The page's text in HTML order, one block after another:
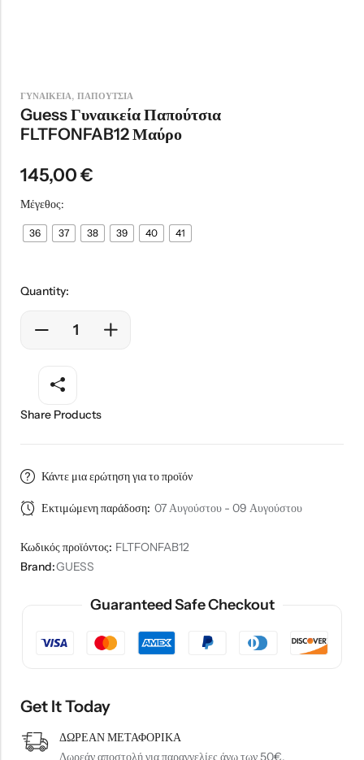
ΓΥΝΑΙΚΕΙΑ, ΠΑΠΟΥΤΣΙΑ
Guess Γυναικεία Παπούτσια
FLTFONFAB12 Μαύρο
145,00€
Μέγεθος:
36 37 38 39 40 41
Quantity:
Share Products
Κάντε μια ερώτηση για το προϊόν
Εκτιμώμενη παράδοση: 07 Αυγούστου - 09 Αυγούστου
Κωδικός προϊόντος: FLTFONFAB12
Brand:GUESS
Guaranteed Safe Checkout
Get It Today
ΔΩΡΕΑΝ ΜΕΤΑΦΟΡΙΚΑ
Δωρεάν αποστολή για παραγγελίες άνω των 50€.